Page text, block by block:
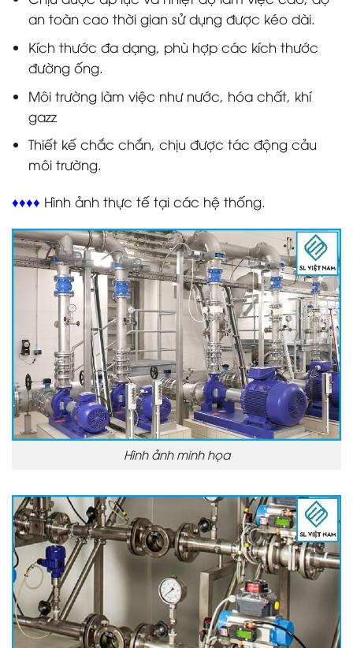
an toàn cao thời gian sử dụng được kéo dài.
Kích thước đa dạng, phù hợp các kích thước
đường ống.
Môi trường làm việc như nước, hóa chất, khí
gazz
Thiết kế chắc chắn, chịu được tác động cảu
môi trường.
♦♦♦♦ Hình ảnh thực tế tại các hệ thống.
Hình ảnh minh họa